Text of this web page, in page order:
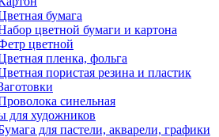
бумага
цветной бумаги и картона
цветной
пленка, фольга
пористая резина и пластик
синельная
для художников
для пастели, акварели, графики